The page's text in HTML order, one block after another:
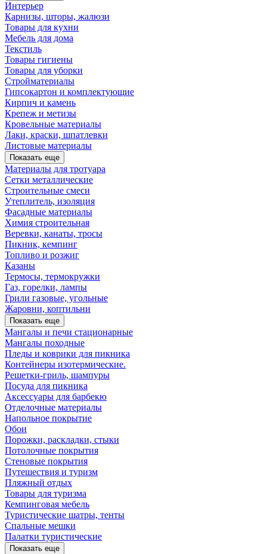
Интерьер
Карнизы, шторы, жалюзи
Товары для кухни
Мебель для дома
Текстиль
Товары гигиены
Товары для уборки
Стройматериалы
Гипсокартон и комплектующие
Кирпич и камень
Крепеж и метизы
Кровельные материалы
Лаки, краски, шпатлевки
Листовые материалы
Показать еще
Материалы для тротуара
Сетки металлические
Строительные смеси
Утеплитель, изоляция
Фасадные материалы
Химия строительная
Веревки, канаты, тросы
Пикник, кемпинг
Топливо и розжиг
Казаны
Термосы, термокружки
Газ, горелки, лампы
Грили газовые, угольные
Жаровни, коптильни
Показать еще
Мангалы и печи стационарные
Мангалы походные
Пледы и коврики для пикника
Контейнеры изотермические.
Решетки-гриль, шампуры
Посуда для пикника
Аксессуары для барбекю
Отделочные материалы
Напольное покрытие
Обои
Порожки, раскладки, стыки
Потолочные покрытия
Стеновые покрытия
Путешествия и туризм
Пляжный отдых
Товары для туризма
Кемпинговая мебель
Туристические шатры, тенты
Спальные мешки
Палатки туристические
Показать еще